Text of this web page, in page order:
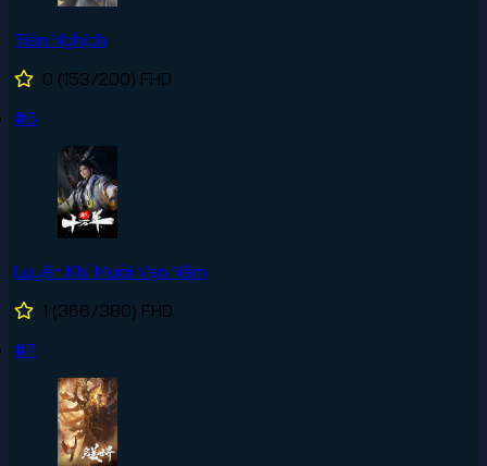
Tiên Nghịch
0 (153/200) FHD
#6
Luyện Khí Mười Vạn Năm
1 (366/380) FHD
#7